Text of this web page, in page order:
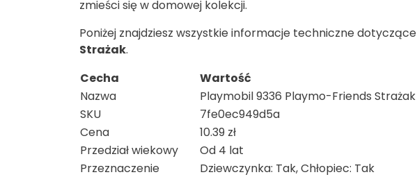
zmieści się w domowej kolekcji.
Poniżej znajdziesz wszystkie informacje techniczne dotyczące
Strażak.
Cecha
Wartość
Nazwa
Playmobil 9336 Playmo-Friends Strażak
SKU
7fe0ec949d5a
Cena
10.39 zł
Przedział wiekowy
Od 4 lat
Przeznaczenie
Dziewczynka: Tak, Chłopiec: Tak